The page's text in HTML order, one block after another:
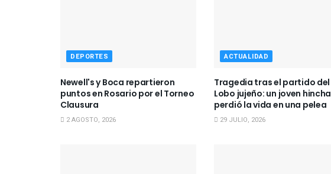
DEPORTES
Newell's y Boca repartieron
puntos en Rosario por el Torneo
Clausura
2 AGOSTO, 2026
ACTUALIDAD
Tragedia tras el partido del
Lobo jujeño: un joven hincha
perdió la vida en una pelea
29 JULIO, 2026